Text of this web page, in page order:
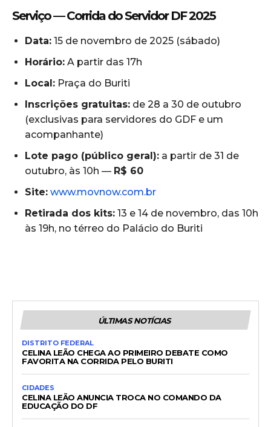
Serviço — Corrida do Servidor DF 2025
Data: 15 de novembro de 2025 (sábado)
Horário: A partir das 17h
Local: Praça do Buriti
Inscrições gratuitas: de 28 a 30 de outubro
(exclusivas para servidores do GDF e um
acompanhante)
Lote pago (público geral): a partir de 31 de
outubro, às 10h — R$ 60
Site: www.movnow.com.br
Retirada dos kits: 13 e 14 de novembro, das 10h
às 19h, no térreo do Palácio do Buriti
ÚLTIMAS NOTÍCIAS
DISTRITO FEDERAL
CELINA LEÃO CHEGA AO PRIMEIRO DEBATE COMO
FAVORITA NA CORRIDA PELO BURITI
CIDADES
CELINA LEÃO ANUNCIA TROCA NO COMANDO DA
EDUCAÇÃO DO DF